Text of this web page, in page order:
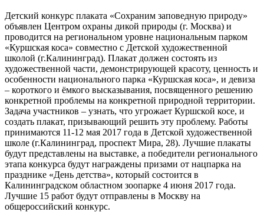
Детский конкурс плаката «Сохраним заповедную природу»
объявлен Центром охраны дикой природы (г. Москва) и
проводится на региональном уровне национальным парком
«Куршская коса» совместно с Детской художественной
школой (г.Калининград). Плакат должен состоять из
художественной части, демонстрирующей красоту, ценность и
особенности национального парка «Куршская коса», и девиза
– короткого и ёмкого высказывания, посвященного решению
конкретной проблемы на конкретной природной территории.
Задача участников – узнать, что угрожает Куршской косе, и
создать плакат, призывающий решить эту проблему. Работы
принимаются 11-12 мая 2017 года в Детской художественной
школе (г.Калининград, проспект Мира, 28). Лучшие плакаты
будут представлены на выставке, а победители регионального
этапа конкурса будут награждены призами от нацпарка на
празднике «День детства», который состоится в
Калининградском областном зоопарке 4 июня 2017 года.
Лучшие 15 работ будут отправлены в Москву на
общероссийский конкурс.